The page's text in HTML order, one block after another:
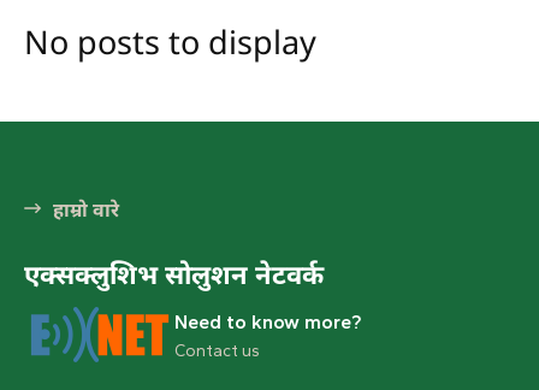
No posts to display
हाम्रो वारे
एक्सक्लुशिभ सोलुशन नेटवर्क
Need to know more?
Contact us